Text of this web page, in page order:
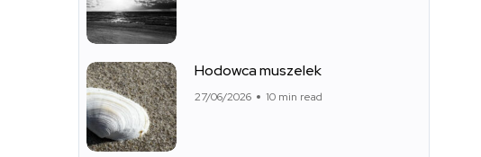
Hodowca muszelek
27/06/2026 10 min read